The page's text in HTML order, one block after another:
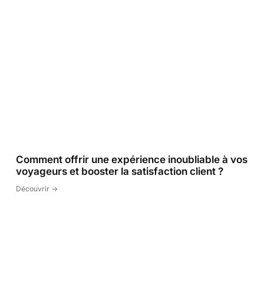
Comment offrir une expérience inoubliable à vos
voyageurs et booster la satisfaction client ?
Découvrir ->